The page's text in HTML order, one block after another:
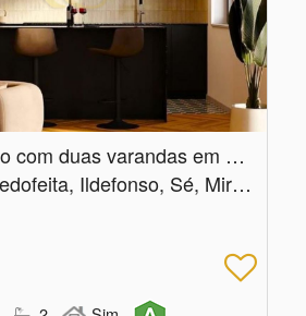
T2+1 no 4.​º piso com duas varandas em Cedofeita, Porto
Porto, Porto, Cedofeita, Ildefonso, Sé, Miragaia, Nicolau, Vitória